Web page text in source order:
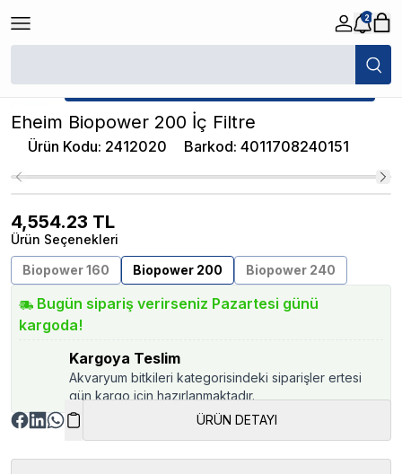
2
/
★ Atakan Petshop, Eheim yetkili satıcısıdır.
Eheim Biopower 200 İç Filtre
Ürün Kodu: 2412020 Barkod: 4011708240151
4,554.23 TL
Ürün Seçenekleri
Biopower 160
Biopower 200 Biopower 240
Bugün sipariş verirseniz Pazartesi günü
kargoda!
Kargoya Teslim
Akvaryum bitkileri kategorisindeki siparişler ertesi
gün kargo için hazırlanmaktadır.
ÜRÜN DETAYI